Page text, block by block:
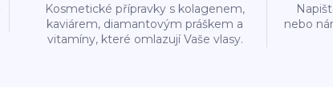
Kosmetické přípravky s kolagenem,
kaviárem, diamantovým práškem a
vitamíny, které omlazují Vaše vlasy.
nebo